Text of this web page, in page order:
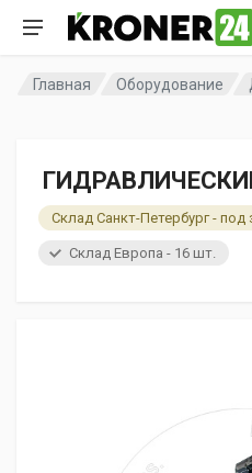
Главная Оборудование
Склад Санкт-Петербург - под
Склад Европа - 16 шт.